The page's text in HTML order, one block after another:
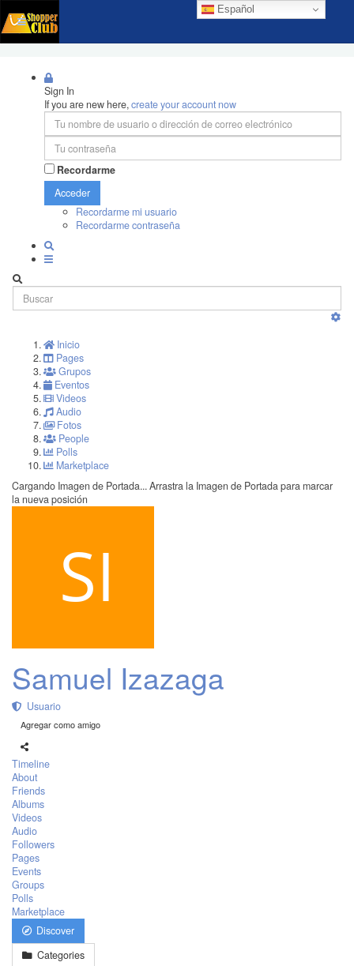
Español
Sign In
If you are new here,create your account now
Recordarme
Acceder
Recordarme mi usuario
Recordarme contraseña
Inicio
Pages
Grupos
Eventos
Videos
Audio
Fotos
People
Polls
Marketplace
Cargando Imagen de Portada... Arrastra la Imagen de Portada para marcar
la nueva posición
Samuel Izazaga
Usuario
Agregar como amigo
Timeline
About
Friends
Albums
Videos
Audio
Followers
Pages
Events
Groups
Polls
Marketplace
Discover
Categories